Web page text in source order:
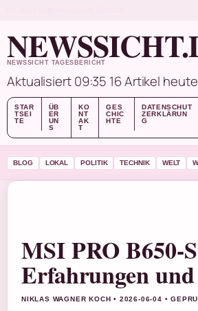
NEWSSICHT TAGESBERICHT
Aktualisiert 09:35 16 Artikel heute
STAR
TSEI
TE
ÜB
ER
UN
S
KO
NT
AK
T
GES
CHIC
HTE
DATENSCHUT
ZERKLÄRUN
G
BLOG LOKAL POLITIK TECHNIK WELT
MSI PRO B650-
Erfahrungen
NIKLAS WAGNER KOCH • 2026-06-04 •